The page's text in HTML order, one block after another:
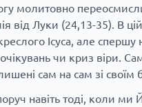
молитовно
Луки (24,13-35). В цій
Ісуса, але
чи криз віри.
сам на сам зі своїм
навіть тоді, коли ми